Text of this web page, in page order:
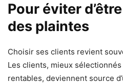
Pour éviter
des plaintes
Choisir ses clients revient
Les clients, mieux
rentables, deviennent source